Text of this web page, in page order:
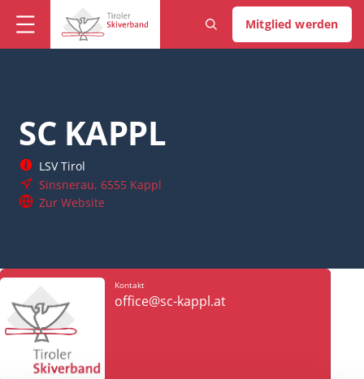
Mitglied werden
SC KAPPL
LSV Tirol
Sinsnerau, 6555 Kappl
Zur Website
Kontakt
office@sc-kappl.at